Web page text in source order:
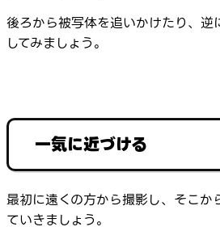
後ろから被写体を追いかけたり、
してみましょう。
一気に近づける
最初に遠くの方から撮影し、そこか
ていきましょう。